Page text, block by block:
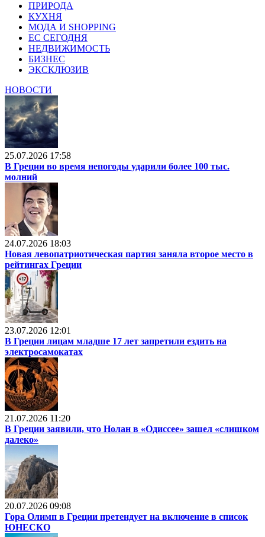
ПРИРОДА
КУХНЯ
МОДА И SHOPPING
ЕС СЕГОДНЯ
НЕДВИЖИМОСТЬ
БИЗНЕС
ЭКСКЛЮЗИВ
НОВОСТИ
25.07.2026 17:58
В Греции во время непогоды ударили более 100 тыс.
молний
24.07.2026 18:03
Новая левопатриотическая партия заняла второе место в
рейтингах Греции
23.07.2026 12:01
В Греции лицам младше 17 лет запретили ездить на
электросамокатах
21.07.2026 11:20
В Греции заявили, что Нолан в «Одиссее» зашел «слишком
далеко»
20.07.2026 09:08
Гора Олимп в Греции претендует на включение в список
ЮНЕСКО